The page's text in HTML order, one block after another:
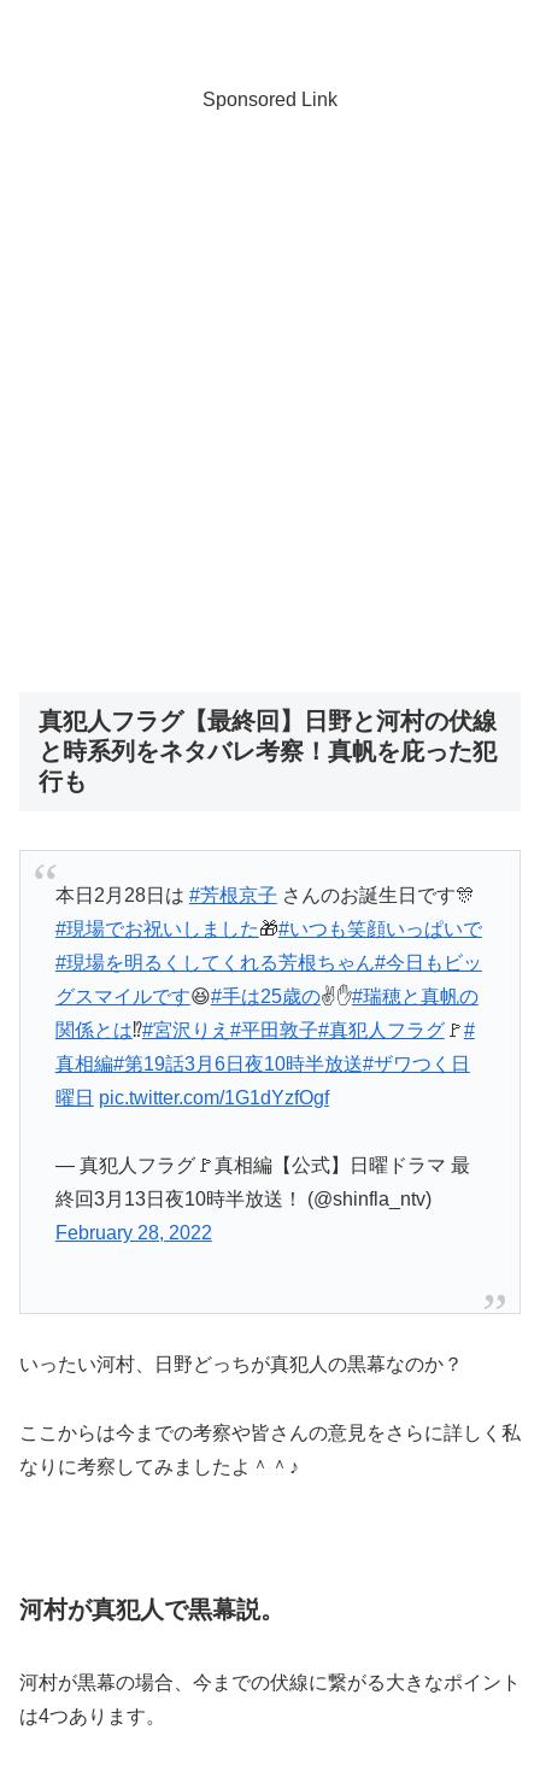
Sponsored Link
真犯人フラグ【最終回】日野と河村の伏線
と時系列をネタバレ考察！真帆を庇った犯
行も
本日2月28日は #芳根京子 さんのお誕生日です🎊
#現場でお祝いしました🎁#いつも笑顔いっぱいで
#現場を明るくしてくれる芳根ちゃん#今日もビッ
グスマイルです😆#手は25歳の✌️✋#瑞穂と真帆の
関係とは⁉️#宮沢りえ #平田敦子#真犯人フラグ🚩#
真相編#第19話3月6日夜10時半放送#ザワつく日
曜日 pic.twitter.com/1G1dYzfOgf
— 真犯人フラグ🚩真相編【公式】日曜ドラマ 最
終回3月13日夜10時半放送！ (@shinfla_ntv)
February 28, 2022
いったい河村、日野どっちが真犯人の黒幕なのか？
ここからは今までの考察や皆さんの意見をさらに詳しく私
なりに考察してみましたよ＾＾♪
河村が真犯人で黒幕説。
河村が黒幕の場合、今までの伏線に繋がる大きなポイント
は4つあります。